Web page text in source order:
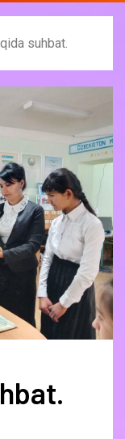
suhbat.